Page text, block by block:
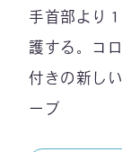
手首部より
護する。コ
付きの新し
ーブ